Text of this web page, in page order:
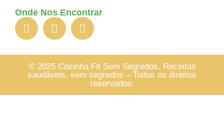
Onde Nos Encontrar
© 2025 Cozinha Fit Sem Segredos. Receitas
saudáveis, sem segredos – Todos os direitos
reservados.